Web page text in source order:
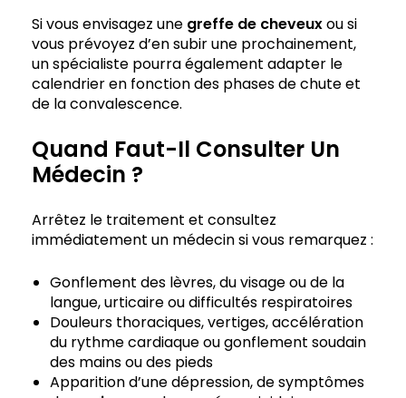
Si vous envisagez une greffe de cheveuxou si
vous prévoyez d’en subir une prochainement,
un spécialiste pourra également adapter le
calendrier en fonction des phases de chute et
de la convalescence.
Quand Faut-Il Consulter Un
Médecin ?
Arrêtez le traitement et consultez
immédiatement un médecin si vous remarquez :
Gonflement des lèvres, du visage ou de la
langue, urticaire ou difficultés respiratoires
Douleurs thoraciques, vertiges, accélération
du rythme cardiaque ou gonflement soudain
des mains ou des pieds
Apparition d’une dépression, de symptômes